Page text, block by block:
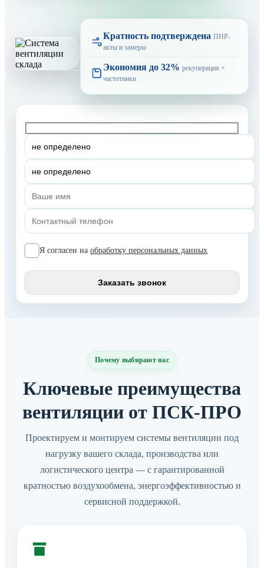
Кратность подтверждена ПНР-
акты и замеры
Экономия до 32% рекуперация +
частотники
Я согласен на обработку персональных данных
Почему выбирают нас
Ключевые преимущества
вентиляции от ПСК-ПРО
Проектируем и монтируем системы вентиляции под
нагрузку вашего склада, производства или
логистического центра — с гарантированной
кратностью воздухообмена, энергоэффективностью и
сервисной поддержкой.